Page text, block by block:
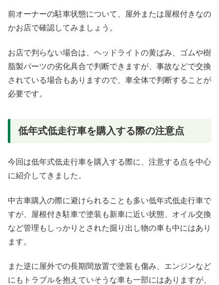
前オーナーの駐車状態について、屋外または屋根付きなの
かお店で確認してみましょう。
お店で判らない場合は、ヘッドライトの黄ばみ、ゴムや樹
脂製パーツの劣化具合で判断できますが、事故などで交換
されている場合もありますので、車全体で判断することが
必要です。
低年式低走行車を購入する際の注意点
今回は低年式低走行車を購入する際に、注意する点を中心
に紹介してきました。
中古車購入の際に避けられることも多い低年式低走行車で
すが、屋根付き駐車で塗装も新車に近い状態、オイル交換
など管理もしっかりとされた掘り出し物の車も中にはあり
ます。
また逆に屋外での長期間放置で塗装も傷み、エンジンなど
にもトラブルを抱えていそうな車も一部にはありますが、